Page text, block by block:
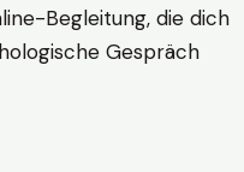
Begleitung, die dich
Gespräch